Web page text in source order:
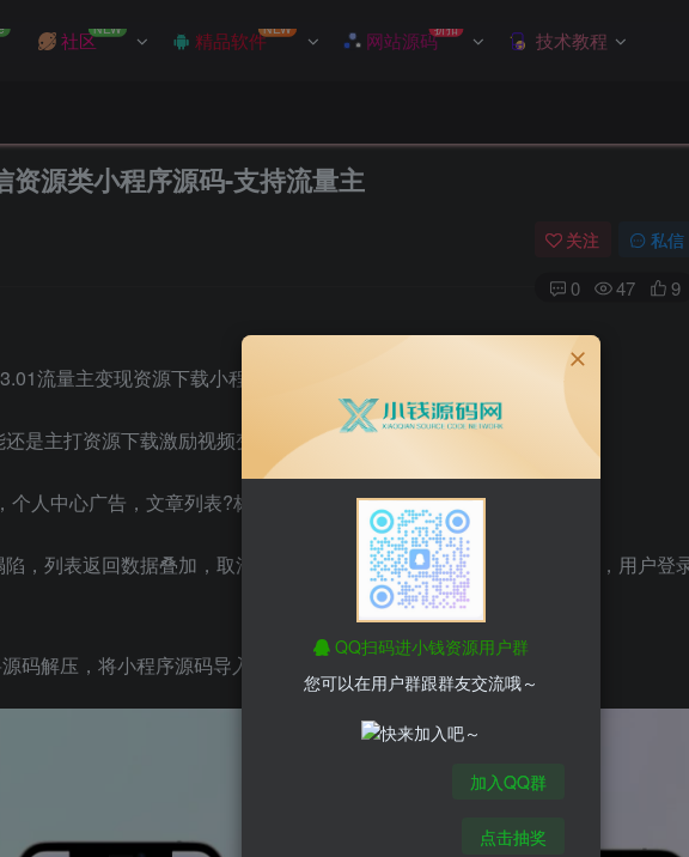
社区NEW 精品软件NEW 网站源码折扣 技术教程
资源类小程序源码-支持流量主
关注 私信
0 47 9
流量主变现资源下载小程序支持微信QQ抖音的版本，
是主打资源下载激励视频变现，Doc文档模式(可适用于文章)，
人中心广告，文章列表?标识，列表分享打开数据错误，
，列表返回数据叠加，取消小程序标题栏高斯模糊，个人中心UI页面，用户登
码解压，将小程序源码导入微信开发工具utils/http.js修改域名信息
QQ扫码进小钱资源用户群
您可以在用户群跟群友交流哦～
加入QQ群
点击抽奖